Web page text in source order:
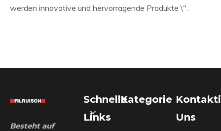
werden innovative und hervorragende Produkte \".
Besteht auf
Schnelle
Links
Kategorie
Uns